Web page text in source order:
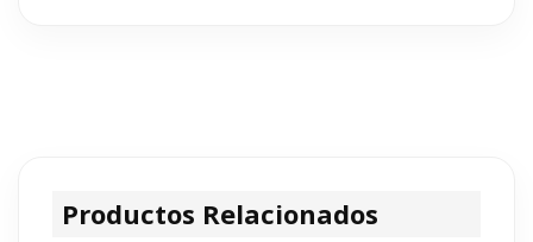
Productos Relacionados